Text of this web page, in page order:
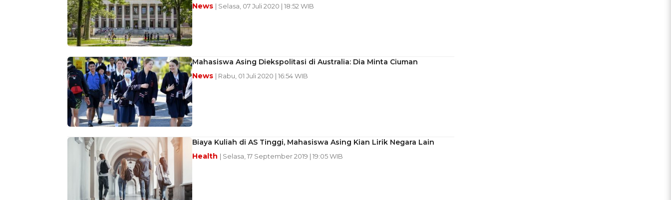
News | Selasa, 07 Juli 2020 | 18:52 WIB
Mahasiswa Asing Diekspolitasi di Australia: Dia Minta Ciuman
News | Rabu, 01 Juli 2020 | 16:54 WIB
Biaya Kuliah di AS Tinggi, Mahasiswa Asing Kian Lirik Negara Lain
Health | Selasa, 17 September 2019 | 19:05 WIB